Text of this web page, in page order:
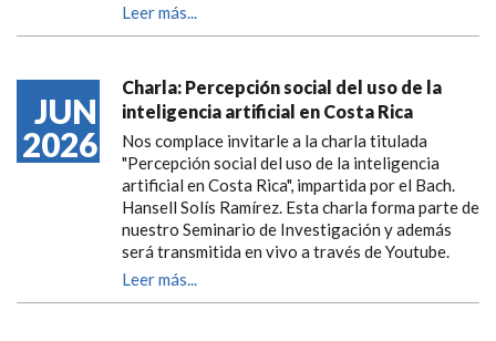
Leer más...
JUN
2026
Charla: Percepción social del uso de la
inteligencia artificial en Costa Rica
Nos complace invitarle a la charla titulada
"Percepción social del uso de la inteligencia
artificial en Costa Rica", impartida por el Bach.
Hansell Solís Ramírez. Esta charla forma parte de
nuestro Seminario de Investigación y además
será transmitida en vivo a través de Youtube.
Leer más...